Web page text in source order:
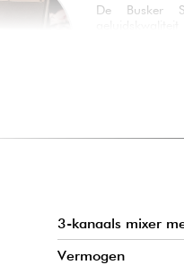
De Busker
Of je hem nu
3-kanaals mixer
Vermogen